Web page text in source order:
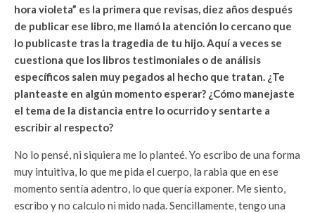
hora violeta” es la primera que revisas, diez años después
de publicar ese libro, me llamó la atención lo cercano que
lo publicaste tras la tragedia de tu hijo. Aquí a veces se
cuestiona que los libros testimoniales o de análisis
específicos salen muy pegados al hecho que tratan. ¿Te
planteaste en algún momento esperar? ¿Cómo manejaste
el tema de la distancia entre lo ocurrido y sentarte a
escribir al respecto?
No lo pensé, ni siquiera me lo planteé. Yo escribo de una forma
muy intuitiva, lo que me pida el cuerpo, la rabia que en ese
momento sentía adentro, lo que quería exponer. Me siento,
escribo y no calculo ni mido nada. Sencillamente, tengo una